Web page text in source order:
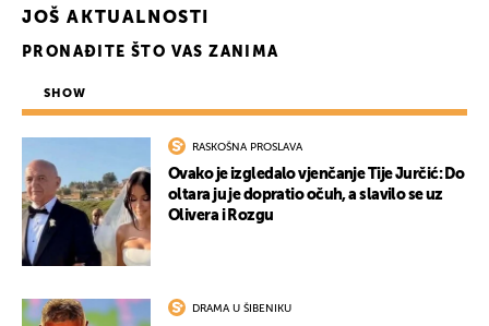
JOŠ AKTUALNOSTI
PRONAĐITE ŠTO VAS ZANIMA
SHOW
RASKOŠNA PROSLAVA
Ovako je izgledalo vjenčanje Tije Jurčić: Do
oltara ju je dopratio očuh, a slavilo se uz
Olivera i Rozgu
DRAMA U ŠIBENIKU